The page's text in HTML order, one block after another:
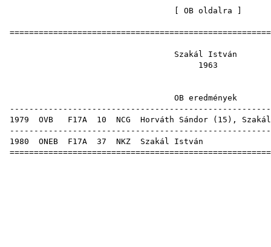
OB oldalra
Szakál
OB
1979 OVB F17A 10 NCG Horváth Sándor ( 15 ),
1980 ONEB F17A 37 NKZ